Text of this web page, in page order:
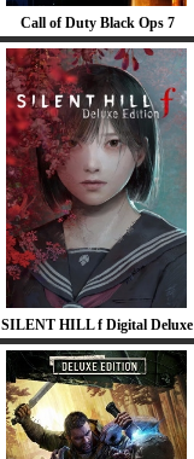
Call of Duty Black Ops 7
SILENT HILL f Digital Deluxe